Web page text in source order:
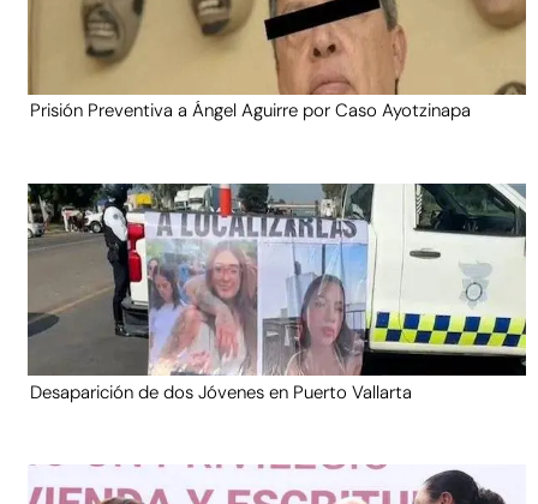
Prisión Preventiva a Ángel Aguirre por Caso Ayotzinapa
Desaparición de dos Jóvenes en Puerto Vallarta